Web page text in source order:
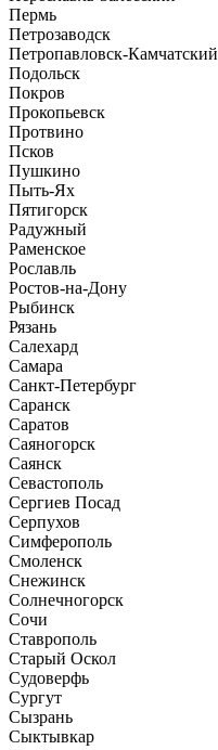
Пермь
Петрозаводск
Петропавловск-Камчатский
Подольск
Покров
Прокопьевск
Протвино
Псков
Пушкино
Пыть-Ях
Пятигорск
Радужный
Раменское
Рославль
Ростов-на-Дону
Рыбинск
Рязань
Салехард
Самара
Санкт-Петербург
Саранск
Саратов
Саяногорск
Саянск
Севастополь
Сергиев Посад
Серпухов
Симферополь
Смоленск
Снежинск
Солнечногорск
Сочи
Ставрополь
Старый Оскол
Судоверфь
Сургут
Сызрань
Сыктывкар